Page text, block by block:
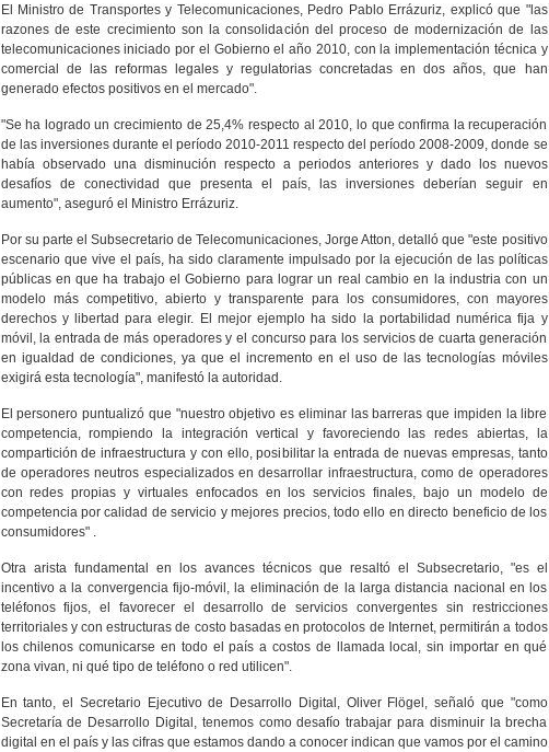
El Ministro de Transportes y Telecomunicaciones, Pedro Pablo Errázuriz, explicó que "las
razones de este crecimiento son la consolidación del proceso de modernización de las
telecomunicaciones iniciado por el Gobierno el año 2010, con la implementación técnica y
comercial de las reformas legales y regulatorias concretadas en dos años, que han
generado efectos positivos en el mercado".
"Se ha logrado un crecimiento de 25,4% respecto al 2010, lo que confirma la recuperación
de las inversiones durante el período 2010-2011 respecto del período 2008-2009, donde se
había observado una disminución respecto a periodos anteriores y dado los nuevos
desafíos de conectividad que presenta el país, las inversiones deberían seguir en
aumento", aseguró el Ministro Errázuriz.
Por su parte el Subsecretario de Telecomunicaciones, Jorge Atton, detalló que "este positivo
escenario que vive el país, ha sido claramente impulsado por la ejecución de las políticas
públicas en que ha trabajo el Gobierno para lograr un real cambio en la industria con un
modelo más competitivo, abierto y transparente para los consumidores, con mayores
derechos y libertad para elegir. El mejor ejemplo ha sido la portabilidad numérica fija y
móvil, la entrada de más operadores y el concurso para los servicios de cuarta generación
en igualdad de condiciones, ya que el incremento en el uso de las tecnologías móviles
exigirá esta tecnología", manifestó la autoridad.
El personero puntualizó que "nuestro objetivo es eliminar las barreras que impiden la libre
competencia, rompiendo la integración vertical y favoreciendo las redes abiertas, la
compartición de infraestructura y con ello, posibilitar la entrada de nuevas empresas, tanto
de operadores neutros especializados en desarrollar infraestructura, como de operadores
con redes propias y virtuales enfocados en los servicios finales, bajo un modelo de
competencia por calidad de servicio y mejores precios, todo ello en directo beneficio de los
consumidores" .
Otra arista fundamental en los avances técnicos que resaltó el Subsecretario, "es el
incentivo a la convergencia fijo-móvil, la eliminación de la larga distancia nacional en los
teléfonos fijos, el favorecer el desarrollo de servicios convergentes sin restricciones
territoriales y con estructuras de costo basadas en protocolos de Internet, permitirán a todos
los chilenos comunicarse en todo el país a costos de llamada local, sin importar en qué
zona vivan, ni qué tipo de teléfono o red utilicen".
En tanto, el Secretario Ejecutivo de Desarrollo Digital, Oliver Flögel, señaló que "como
Secretaría de Desarrollo Digital, tenemos como desafío trabajar para disminuir la brecha
digital en el país y las cifras que estamos dando a conocer indican que vamos por el camino